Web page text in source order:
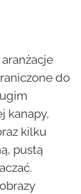
do
kanapy,
kilku
pustą